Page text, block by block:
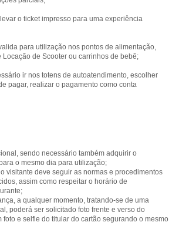
o ticket impresso para uma experiência
para utilização nos pontos de alimentação,
Locação de Scooter ou carrinhos de bebê;
ir nos totens de autoatendimento, escolher
pagar, realizar o pagamento como conta
sendo necessário também adquirir o
o mesmo dia para utilização;
visitante deve seguir as normas e procedimentos
assim como respeitar o horário de
a qualquer momento, tratando-se de uma
poderá ser solicitado foto frente e verso do
e selfie do titular do cartão segurando o mesmo